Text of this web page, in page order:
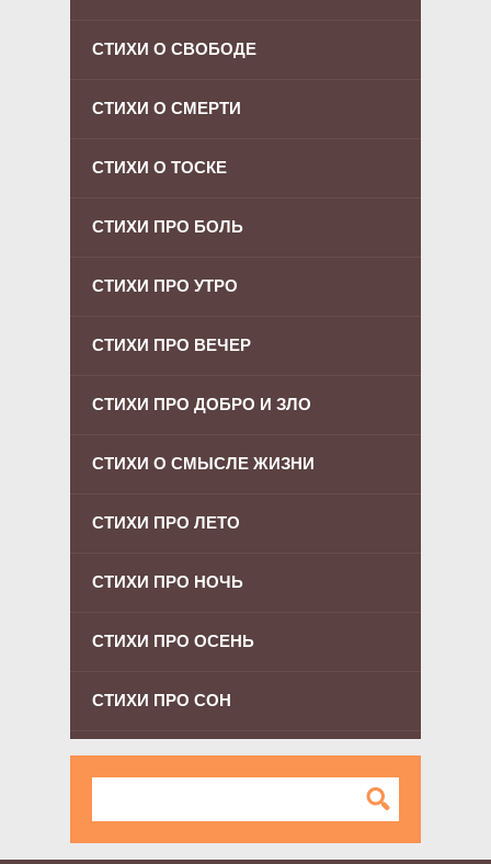
СТИХИ О СВОБОДЕ
СТИХИ О СМЕРТИ
СТИХИ О ТОСКЕ
СТИХИ ПРО БОЛЬ
СТИХИ ПРО УТРО
СТИХИ ПРО ВЕЧЕР
СТИХИ ПРО ДОБРО И ЗЛО
СТИХИ О СМЫСЛЕ ЖИЗНИ
СТИХИ ПРО ЛЕТО
СТИХИ ПРО НОЧЬ
СТИХИ ПРО ОСЕНЬ
СТИХИ ПРО СОН